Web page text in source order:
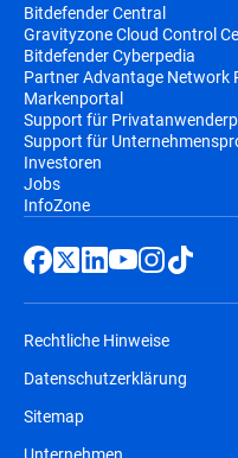
Bitdefender Central
Gravityzone Cloud Control
Bitdefender Cyberpedia
Partner Advantage Network
Markenportal
Support für
Support für
Investoren
Jobs
InfoZone
Rechtliche Hinweise
Datenschutzerklärung
Sitemap